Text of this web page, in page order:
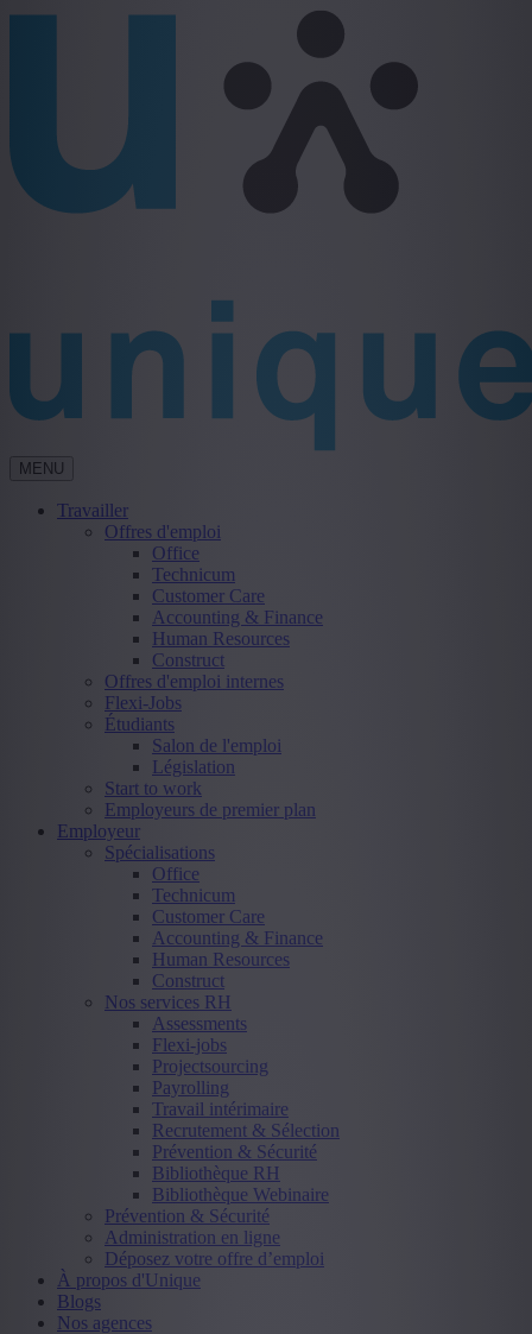
MENU
Travailler
Offres d'emploi
Office
Technicum
Customer Care
Accounting & Finance
Human Resources
Construct
Offres d'emploi internes
Flexi-Jobs
Étudiants
Salon de l'emploi
Législation
Start to work
Employeurs de premier plan
Employeur
Spécialisations
Office
Technicum
Customer Care
Accounting & Finance
Human Resources
Construct
Nos services RH
Assessments
Flexi-jobs
Projectsourcing
Payrolling
Travail intérimaire
Recrutement & Sélection
Prévention & Sécurité
Bibliothèque RH
Bibliothèque Webinaire
Prévention & Sécurité
Administration en ligne
Déposez votre offre d’emploi
À propos d'Unique
Blogs
Nos agences